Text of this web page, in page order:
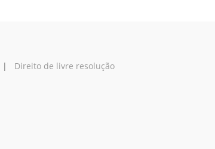
| Direito de livre resolução